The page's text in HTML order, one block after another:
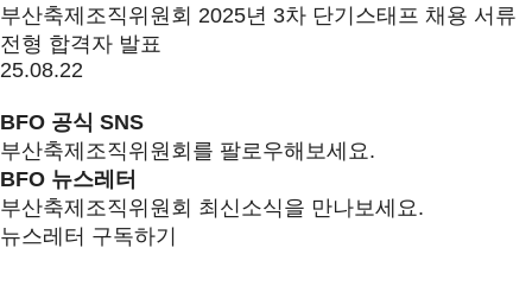
부산축제조직위원회 2025년 3차 단기스태프 채용 서류
전형 합격자 발표
25.08.22
BFO 공식 SNS
부산축제조직위원회를 팔로우해보세요.
BFO 뉴스레터
부산축제조직위원회 최신소식을 만나보세요.
뉴스레터 구독하기